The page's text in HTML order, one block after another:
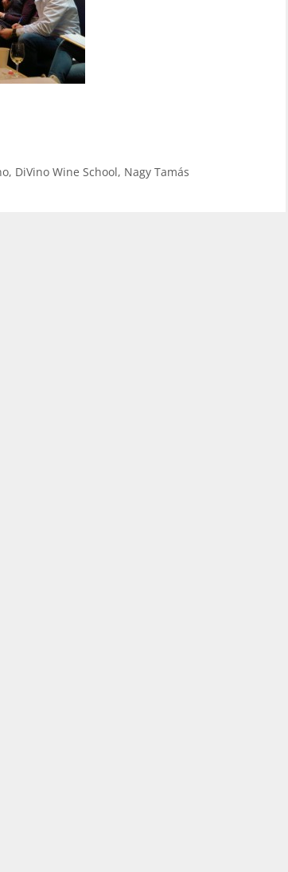
, DiVino Wine School, Nagy Tamás